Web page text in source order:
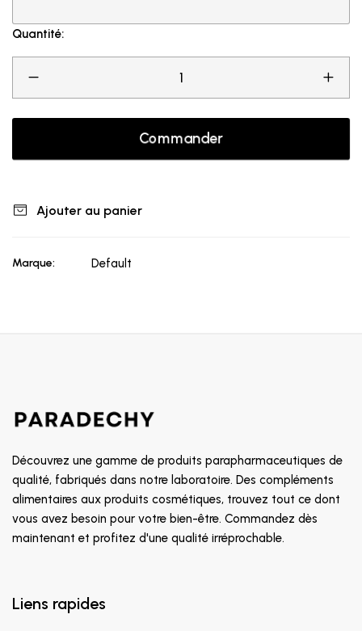
Quantité:
Commander
Ajouter au panier
Marque: Default
Découvrez une gamme de produits parapharmaceutiques de
qualité, fabriqués dans notre laboratoire. Des compléments
alimentaires aux produits cosmétiques, trouvez tout ce dont
vous avez besoin pour votre bien-être. Commandez dès
maintenant et profitez d'une qualité irréprochable.
Liens rapides